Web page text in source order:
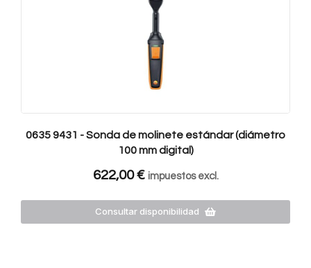
0635 9431 - Sonda de molinete estándar (diámetro
100 mm digital)
622,00€ impuestos excl.
Consultar disponibilidad